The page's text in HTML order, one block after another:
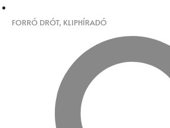
FORRÓ DRÓT, KLIPHÍRADÓ